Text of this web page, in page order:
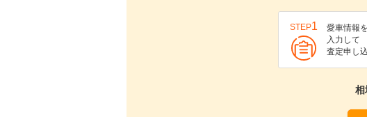
STEP1
愛車情報を
入力して
査定申し
相